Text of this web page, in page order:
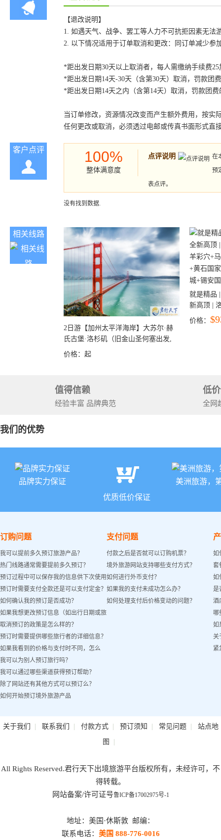
【退改说明】
1. 如遇天气、战争、罢工等人力不可抗拒因素无
2. 以下情况适用于订单取消和更改：同订单减少
*距出发日期30天以上取消者，每人需缴纳手续费
*距出发日期14天-30天（含第30天）取消，罚款团
*距出发日期14天之内（含第14天）取消，罚款团费
当订单修改，资源情况改变而产生额外费用，按实
任何更改或取消，必须透过电邮或传真书面形式直
客户点评 100%
整体满意度
点评说明
在
预
表点评。
没有找到数据.
相关线路
2日游【加州太平洋海岸】大苏尔·赫
氏古堡·洛杉矶（旧金山圣何塞出发,
洛杉矶结束）
价格： 起
就是精品
新高顶 |
彩穴+马
价格：
值得信赖
经验丰富 品牌典范
低
全网
我们的优势
品牌实力保证
优质低价保证
美洲旅游，
订购问题
我可以提前多久预订旅游产品？
热门线路通常需要提前多久预订？
预订过程中可以保存我的信息供下次使用
吗？
预订时需要支付全款还是可以支付定金？
如何确认我的预订是否成功？
如果我想更改预订信息（如出行日期或旅
客姓名）怎么办？
取消预订的政策是怎么样的？
预订时需要提供哪些旅行者的详细信息？
如果我看到的价格与支付时不同，怎么
办？
我可以为别人预订旅行吗？
我可以通过哪些渠道获得预订帮助？
除了网站还有其他方式可以预订么？
如何开始预订境外旅游产品
支付问题
付款之后是否就可以订购机票？
境外旅游网站支持哪些支付方式？
如何进行外币支付？
如果我的支付未成功怎么办？
如何处理支付后价格变动的问题？
如
套
如
是
酒
哪
如
关
紧
关于我们 | 联系我们 | 付款方式| 预订须知 | 常见问题| 站点地
图 |
All Rights Reserved.君行天下出境旅游平台版权所有，未经许可，不
得转载。
网站备案/许可证号鲁ICP备17002975号-1
地址：美国·休斯敦 邮编：
联系电话： 美国 888-776-0016